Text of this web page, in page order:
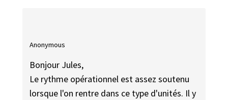
Anonymous
Bonjour Jules,
Le rythme opérationnel est assez soutenu
lorsque l'on rentre dans ce type d'unités. Il y